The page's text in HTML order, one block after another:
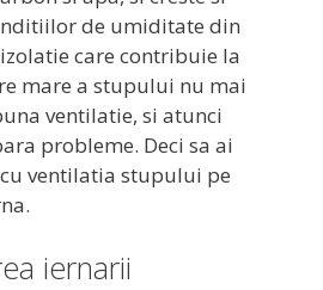
de umiditate din
care contribuie la
mare a stupului nu mai
ventilatie, si atunci
probleme. Deci sa ai
ventilatia stupului pe
iernarii